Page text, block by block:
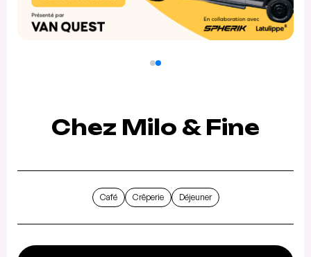
Chez Milo & Fine
Café Crêperie Déjeuner